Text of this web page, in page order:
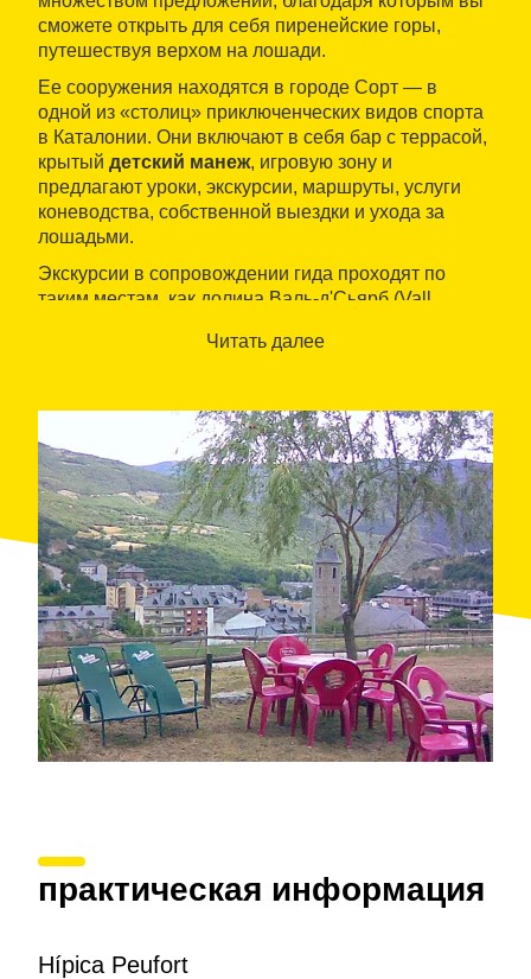
сможете открыть для себя пиренейские горы,
путешествуя верхом на лошади.
Ее сооружения находятся в городе Сорт — в
одной из «столиц» приключенческих видов спорта
в Каталонии. Они включают в себя бар с террасой,
крытый детский манеж, игровую зону и
предлагают уроки, экскурсии, маршруты, услуги
коневодства, собственной выездки и ухода за
лошадьми.
Экскурсии в сопровождении гида проходят по
таким местам, как долина Валь-д'Сьярб (Vall
наполнены посещениями маленьких горных
Читать далее
практическая информация
Hípica Peufort